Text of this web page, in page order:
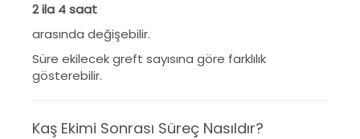
2 ila 4 saat
arasında değişebilir.
Süre ekilecek greft sayısına göre farklılık
gösterebilir.
Kaş Ekimi Sonrası Süreç Nasıldır?